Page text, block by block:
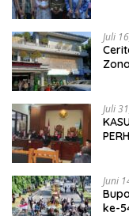
Juli
Juli
Juni
ke-